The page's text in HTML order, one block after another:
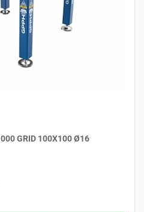
GRID 100X100 Ø16